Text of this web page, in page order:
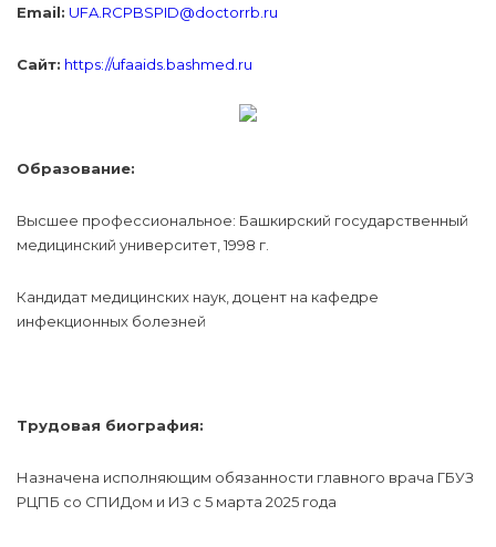
Email: UFA.RCPBSPID@doctorrb.ru
Сайт: https://ufaaids.bashmed.ru
Образование:
Высшее профессиональное: Башкирский государственный
медицинский университет, 1998 г.
Кандидат медицинских наук, доцент на кафедре
инфекционных болезней
Трудовая биография:
Назначена исполняющим обязанности главного врача ГБУЗ
РЦПБ со СПИДом и ИЗ с 5 марта 2025 года